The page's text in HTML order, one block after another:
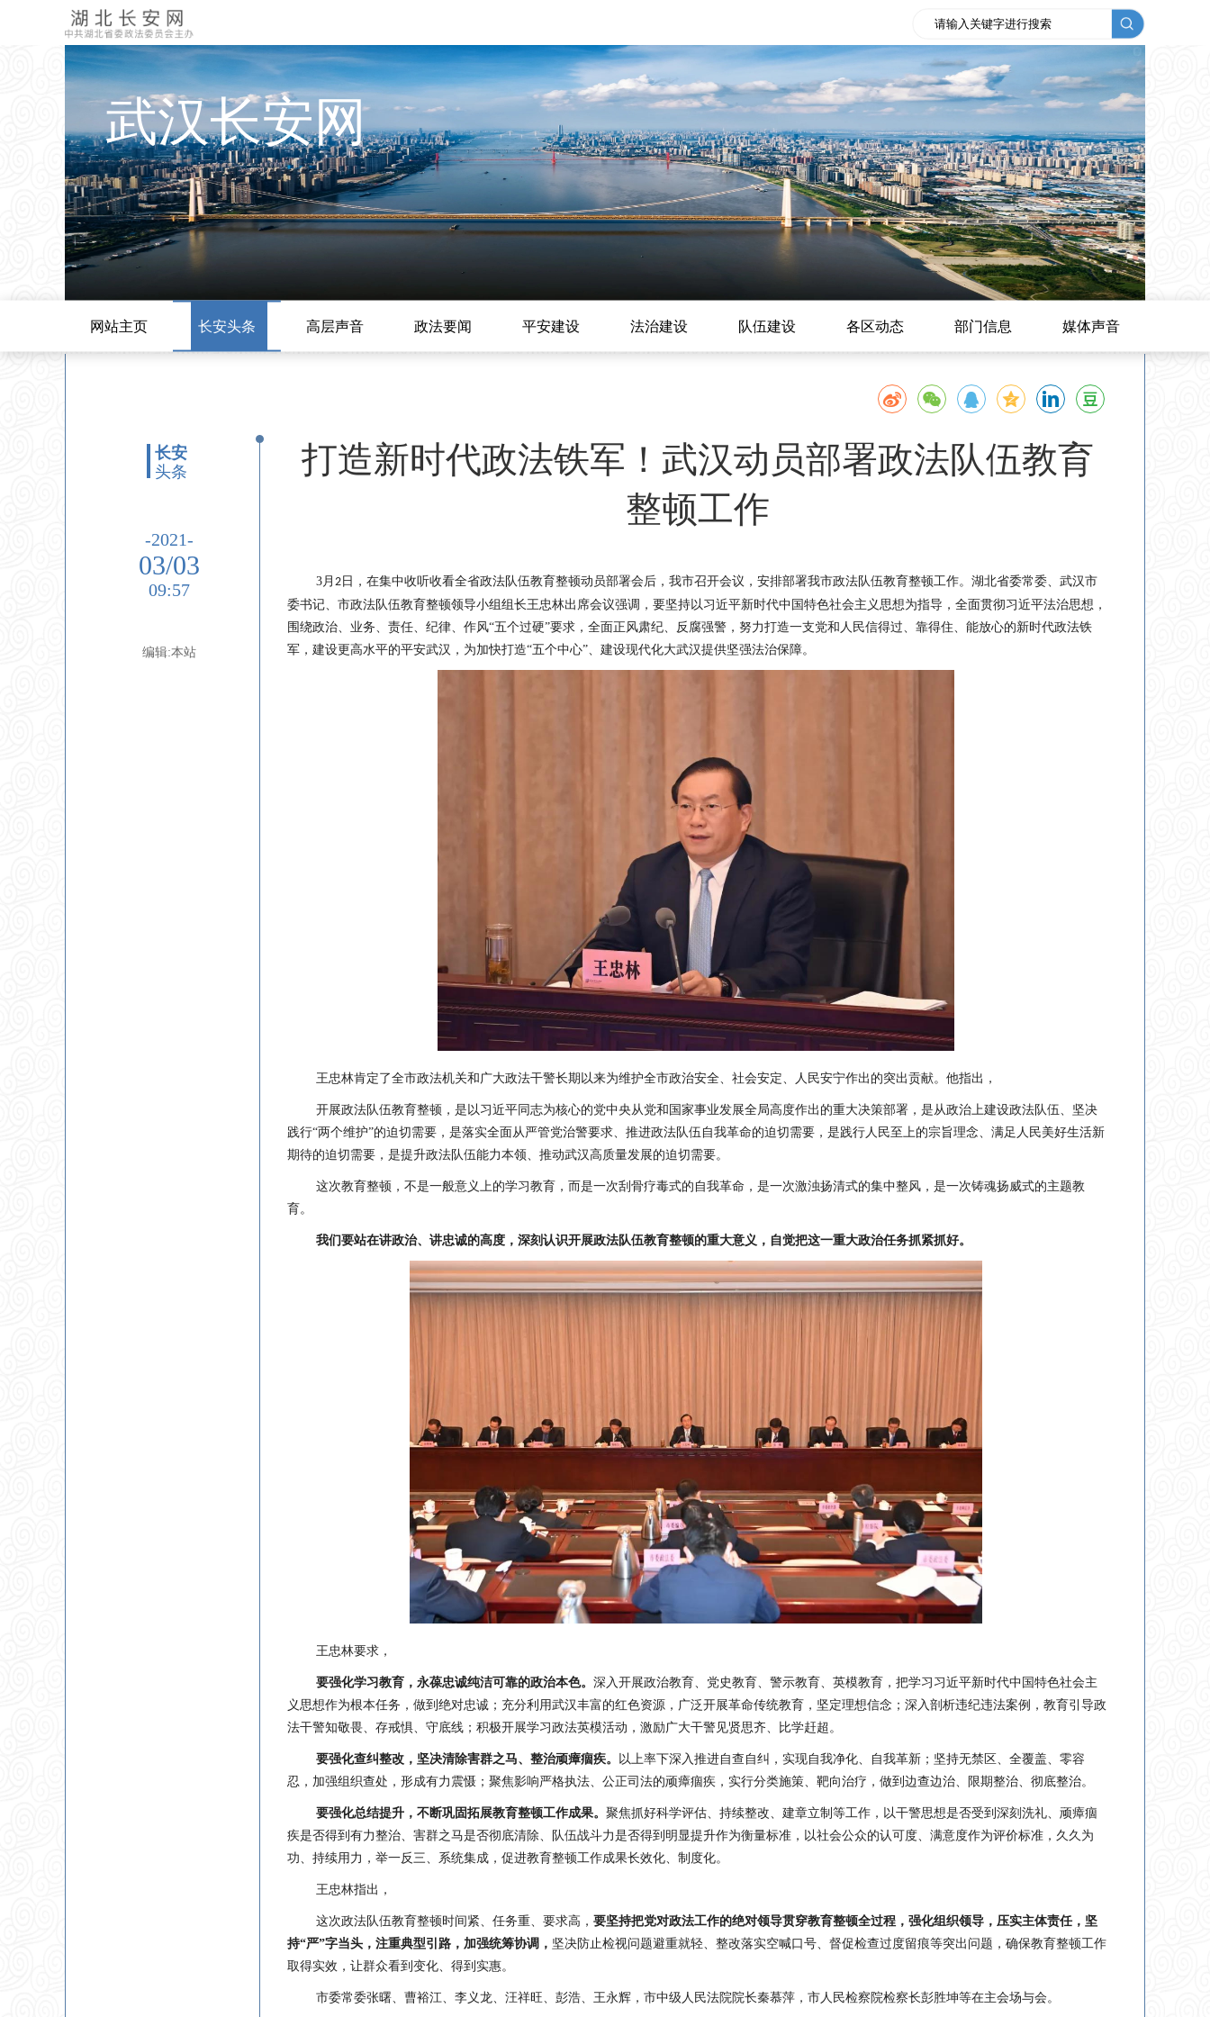
武汉长安网
网站主页 长安头条 高层声音 政法要闻 平安建设 法治建设 队伍建设 各区动态 部门信息 媒体声音
长安
头条
-2021-
03/03
09:57
编辑:本站
打造新时代政法铁军！武汉动员部署政法队伍教育
整顿工作
3月 2 日，在集中收听收看全省政法队伍教育整顿动员部署会后，我市召开会议，安排部署我市政法队伍教育整顿工作。湖北省委常委、武汉市
委书记、市政法队伍教育整顿领导小组组长王忠林出席会议强调，要坚持以习近平新时代中国特色社会主义思想为指导，全面贯彻习近平法治思想，
围绕政治、业务、责任、纪律、作风“五个过硬”要求，全面正风肃纪、反腐强警，努力打造一支党和人民信得过、靠得住、能放心的新时代政法铁
军，建设更高水平的平安武汉，为加快打造“五个中心”、建设现代化大武汉提供坚强法治保障。
王忠林肯定了全市政法机关和广大政法干警长期以来为维护全市政治安全、社会安定、人民安宁作出的突出贡献。他指出，
开展政法队伍教育整顿，是以习近平同志为核心的党中央从党和国家事业发展全局高度作出的重大决策部署，是从政治上建设政法队伍、坚决
践行“两个维护”的迫切需要，是落实全面从严管党治警要求、推进政法队伍自我革命的迫切需要，是践行人民至上的宗旨理念、满足人民美好生活新
期待的迫切需要，是提升政法队伍能力本领、推动武汉高质量发展的迫切需要。
这次教育整顿，不是一般意义上的学习教育，而是一次刮骨疗毒式的自我革命，是一次激浊扬清式的集中整风，是一次铸魂扬威式的主题教
育。
我们要站在讲政治、讲忠诚的高度，深刻认识开展政法队伍教育整顿的重大意义，自觉把这一重大政治任务抓紧抓好。
王忠林要求，
要强化学习教育，永葆忠诚纯洁可靠的政治本色。 深入开展政治教育、党史教育、警示教育、英模教育，把学习习近平新时代中国特色社会主
义思想作为根本任务，做到绝对忠诚；充分利用武汉丰富的红色资源，广泛开展革命传统教育，坚定理想信念；深入剖析违纪违法案例，教育引导政
法干警知敬畏、存戒惧、守底线；积极开展学习政法英模活动，激励广大干警见贤思齐、比学赶超。
要强化查纠整改，坚决清除害群之马、整治顽瘴痼疾。
以上率下深入推进自查自纠，实现自我净化、自我革新；坚持无禁区、全覆盖、零容
忍，加强组织查处，形成有力震慑；聚焦影响严格执法、公正司法的顽瘴痼疾，实行分类施策、靶向治疗，做到边查边治、限期整治、彻底整治。
要强化总结提升，不断巩固拓展教育整顿工作成果。 聚焦抓好科学评估、持续整改、建章立制等工作，以干警思想是否受到深刻洗礼、顽瘴痼
疾是否得到有力整治、害群之马是否彻底清除、队伍战斗力是否得到明显提升作为衡量标准，以社会公众的认可度、满意度作为评价标准，久久为
功、持续用力，举一反三、系统集成，促进教育整顿工作成果长效化、制度化。
王忠林指出，
这次政法队伍教育整顿时间紧、任务重、要求高， 要坚持把党对政法工作的绝对领导贯穿教育整顿全过程，强化组织领导，压实主体责任，坚
持“严”字当头，注重典型引路，加强统筹协调， 坚决防止检视问题避重就轻、整改落实空喊口号、督促检查过度留痕等突出问题，确保教育整顿工作
取得实效，让群众看到变化、得到实惠。
市委常委张曙、曹裕江、李义龙、汪祥旺、彭浩、王永辉，市中级人民法院院长秦慕萍，市人民检察院检察长彭胜坤等在主会场与会。